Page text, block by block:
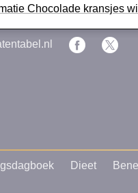
Chocolade kransjes
Dieet